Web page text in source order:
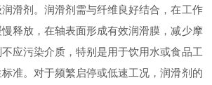
滑剂。润滑剂需与纤维良好结合，在工作
释放，在轴表面形成有效润滑膜，减少摩
应污染介质，特别是用于饮用水或食品工
准。对于频繁启停或低速工况，润滑剂的